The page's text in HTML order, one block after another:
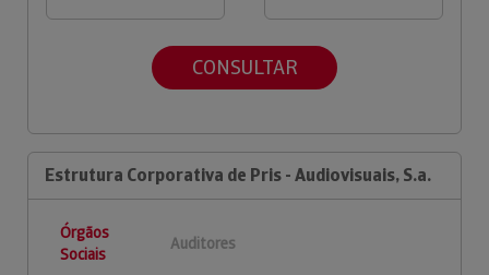
CONSULTAR
Estrutura Corporativa de Pris - Audiovisuais, S.a.
Órgãos
Sociais
Auditores